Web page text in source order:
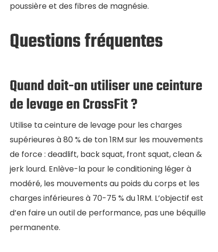
poussière et des fibres de magnésie.
Questions fréquentes
Quand doit-on utiliser une ceinture
de levage en CrossFit ?
Utilise ta ceinture de levage pour les charges
supérieures à 80 % de ton 1RM sur les mouvements
de force : deadlift, back squat, front squat, clean &
jerk lourd. Enlève-la pour le conditioning léger à
modéré, les mouvements au poids du corps et les
charges inférieures à 70-75 % du 1RM. L’objectif est
d’en faire un outil de performance, pas une béquille
permanente.